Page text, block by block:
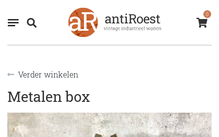
0
Verder winkelen
Metalen box